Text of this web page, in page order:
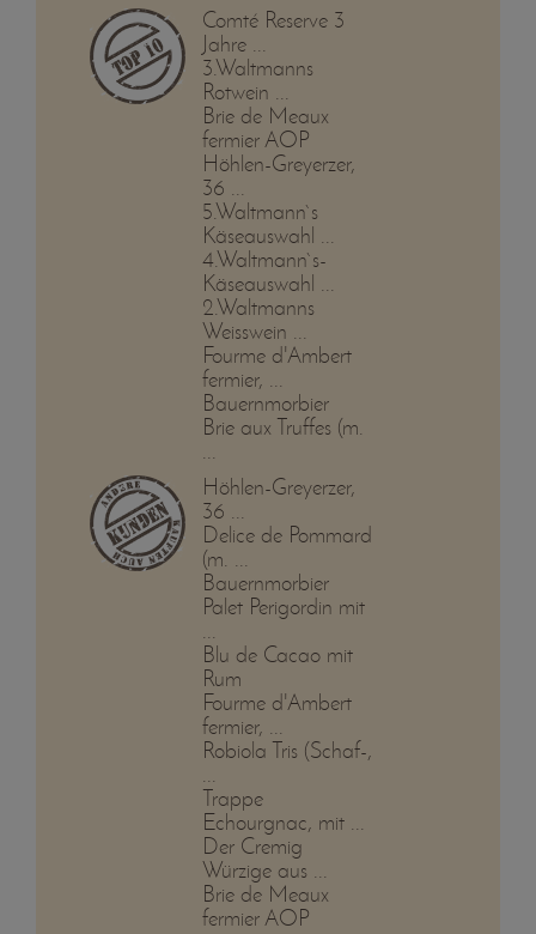
Comté Reserve 3
Jahre ...
3.Waltmanns
Rotwein ...
Brie de Meaux
fermier AOP
Höhlen-Greyerzer,
36 ...
5.Waltmann`s
Käseauswahl ...
4.Waltmann`s-
Käseauswahl ...
2.Waltmanns
Weisswein ...
Fourme d'Ambert
fermier, ...
Bauernmorbier
Brie aux Truffes (m.
...
Höhlen-Greyerzer,
36 ...
Delice de Pommard
(m. ...
Bauernmorbier
Palet Perigordin mit
...
Blu de Cacao mit
Rum
Fourme d'Ambert
fermier, ...
Robiola Tris (Schaf-,
...
Trappe
Echourgnac, mit ...
Der Cremig
Würzige aus ...
Brie de Meaux
fermier AOP